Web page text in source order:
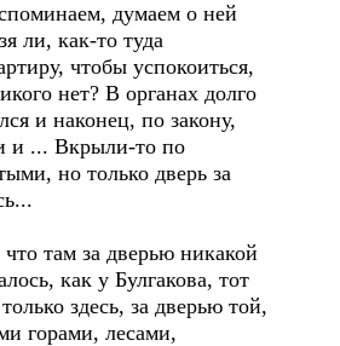
думаем о ней
ли, как-то туда
чтобы успокоиться,
нет? В органах долго
и наконец, по закону,
и ... Вкрыли-то по
но только дверь за
там за дверью никакой
как у Булгакова, тот
здесь, за дверью той,
горами, лесами,